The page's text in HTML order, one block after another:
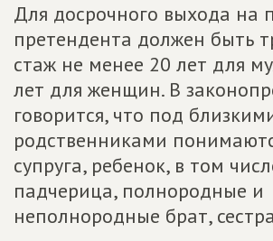
Для досрочного выхода на
претендента должен быть
стаж не менее 20 лет для
лет для женщин. В
говорится, что под
родственниками
супруга, ребенок, в том
падчерица, полнородные и
неполнородные брат,